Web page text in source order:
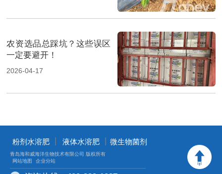
农资选品总踩坑？这些误区
一定要避开！
2026-04-17
粉剂水溶肥 液体水溶肥 丨微生物菌剂
青岛海和威海洋生物技术有限公司 版权所有
网站地图
企业分站